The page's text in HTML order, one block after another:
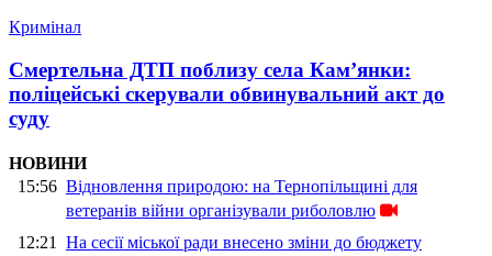
Кримінал
Смертельна ДТП поблизу села Кам’янки:
поліцейські скерували обвинувальний акт до
суду
НОВИНИ
15:56 Відновлення природою: на Тернопільщині для
ветеранів війни організували риболовлю
12:21 На сесії міської ради внесено зміни до бюджету